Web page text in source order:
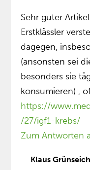
Sehr guter
Erstklässler
dagegen,
(ansonsten sei
besonders sie
konsumieren) ,
https://
/27/igf1-krebs/
Zum Antworten
Klaus Grünseich